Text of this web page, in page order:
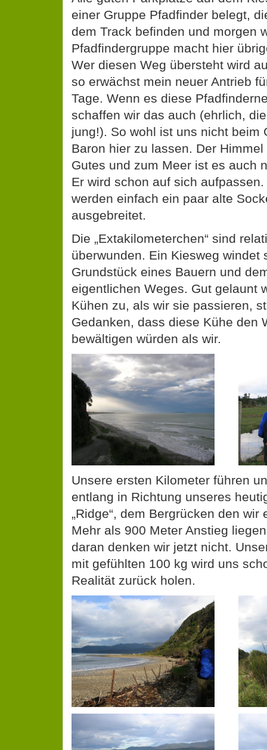
einer Gruppe Pfadfinder belegt,
dem Track befinden und morgen
Pfadfindergruppe macht hier
Wer diesen Weg übersteht wird
so erwächst mein neuer Antrieb
Tage. Wenn es diese
schaffen wir das auch (ehrlich,
jung!). So wohl ist uns nicht beim
Baron hier zu lassen. Der
Gutes und zum Meer ist es auch
Er wird schon auf sich
werden einfach ein paar alte
ausgebreitet.
Die „Extakilometerchen“ sind
überwunden. Ein Kiesweg windet
Grundstück eines Bauern und
eigentlichen Weges. Gut gelaunt
Kühen zu, als wir sie passieren,
Gedanken, dass diese Kühe den
bewältigen würden als wir.
Unsere ersten Kilometer führen
entlang in Richtung unseres
„Ridge“, dem Bergrücken den wir
Mehr als 900 Meter Anstieg
daran denken wir jetzt nicht.
mit gefühlten 100 kg wird uns
Realität zurück holen.